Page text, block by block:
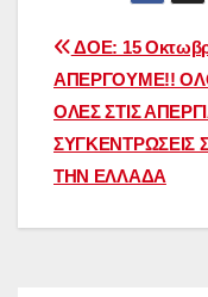
άρθρων
ΔΟΕ: 15
ΑΠΕΡΓΟΥΜΕ!!
ΟΛΕΣ ΣΤΙΣ
ΣΥΓΚΕΝΤΡΩΣΕΙΣ
ΤΗΝ ΕΛΛΑΔΑ